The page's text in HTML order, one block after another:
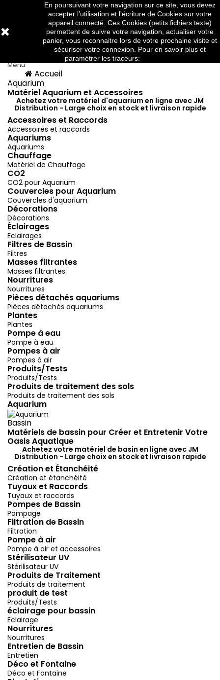
En poursuivant votre navigation sur ce site, vous devez
accepter l’utilisation et l'écriture de Cookies sur votre
appareil connecté. Ces Cookies (petits fichiers texte)
permettent de suivre votre navigation, actualiser votre
panier, vous reconnaitre lors de votre prochaine visite et
sécuriser votre connexion. Pour en savoir plus et
paramétrer les traceurs:
Téléphone:03 88 91 95 10
 
Menu
Accueil
Aquarium
Matériel Aquarium et Accessoires
Achetez votre matériel d'aquarium en ligne avec JM
Distribution - Large choix en stock et livraison rapide
Accessoires et Raccords
Accessoires et raccords
Aquariums
Aquariums
Chauffage
Matériel de Chauffage
CO2
CO2 pour Aquarium
Couvercles pour Aquarium
Couvercles d'aquarium
Décorations
Décorations
Éclairages
Eclairages
Filtres de Bassin
Filtres
Masses filtrantes
Masses filtrantes
Nourritures
Nourritures
Pièces détachés aquariums
Pièces détachés aquariums
Plantes
Plantes
Pompe à eau
Pompe à eau
Pompes à air
Pompes à air
Produits/Tests
Produits/Tests
Produits de traitement des sols
Produits de traitement des sols
Aquarium
Bassin
Matériels de bassin pour Créer et Entretenir Votre
Oasis Aquatique
Achetez votre matériel de basin en ligne avec JM
Distribution - Large choix en stock et livraison rapide
Création et Étanchéité
Création et étanchéité
Tuyaux et Raccords
Tuyaux et raccords
Pompes de Bassin
Pompage
Filtration de Bassin
Filtration
Pompe à air
Pompe à air et accessoires
Stérilisateur UV
Stérilisateur UV
Produits de Traitement
Produits de traitement
produit de test
Produits/Tests
éclairage pour bassin
Eclairage
Nourritures
Nourritures
Entretien de Bassin
Entretien
Déco et Fontaine
Déco et Fontaine